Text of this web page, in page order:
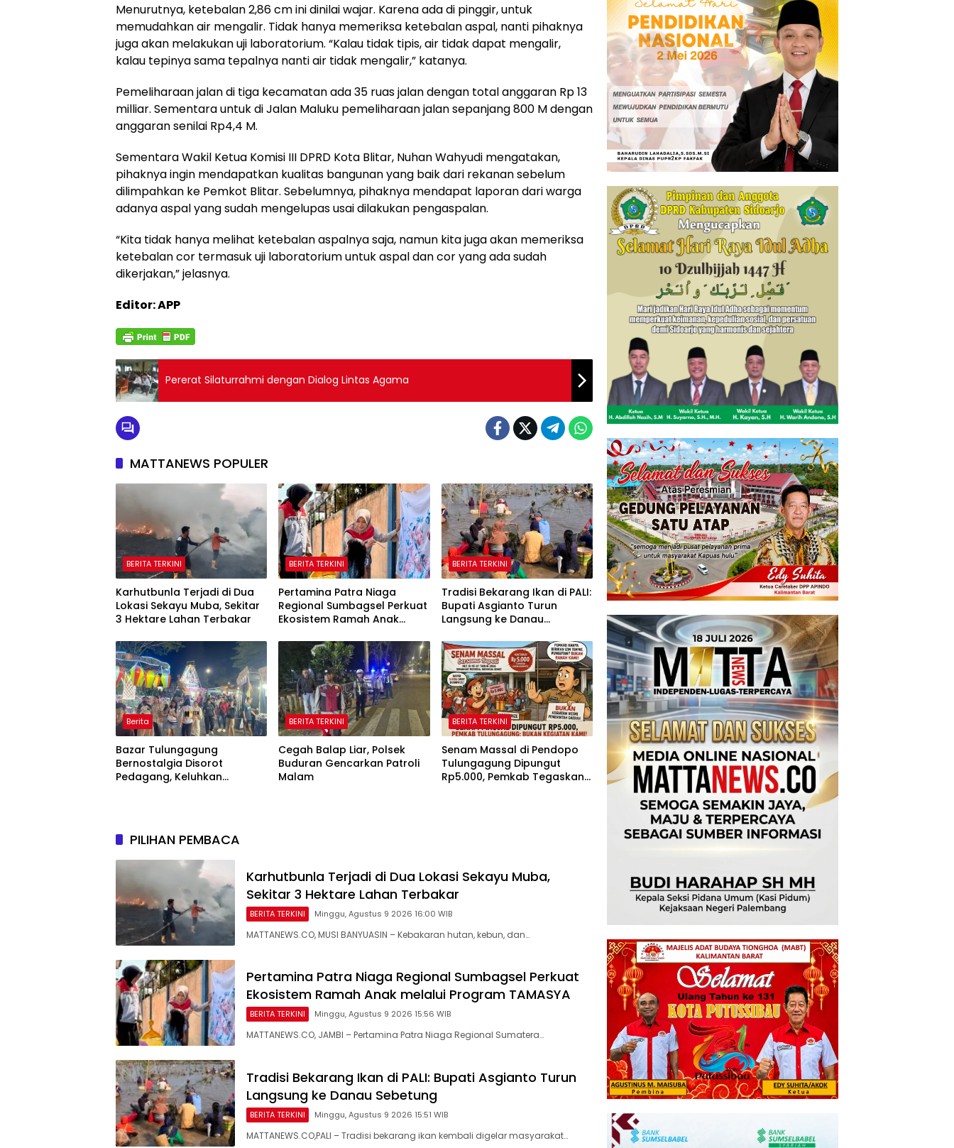
Menurutnya, ketebalan 2,86 cm ini dinilai wajar. Karena ada di pinggir, untuk
memudahkan air mengalir. Tidak hanya memeriksa ketebalan aspal, nanti pihaknya
juga akan melakukan uji laboratorium. “Kalau tidak tipis, air tidak dapat mengalir,
kalau tepinya sama tepalnya nanti air tidak mengalir,” katanya.
Pemeliharaan jalan di tiga kecamatan ada 35 ruas jalan dengan total anggaran Rp 13
milliar. Sementara untuk di Jalan Maluku pemeliharaan jalan sepanjang 800 M dengan
anggaran senilai Rp4,4 M.
Sementara Wakil Ketua Komisi III DPRD Kota Blitar, Nuhan Wahyudi mengatakan,
pihaknya ingin mendapatkan kualitas bangunan yang baik dari rekanan sebelum
dilimpahkan ke Pemkot Blitar. Sebelumnya, pihaknya mendapat laporan dari warga
adanya aspal yang sudah mengelupas usai dilakukan pengaspalan.
“Kita tidak hanya melihat ketebalan aspalnya saja, namun kita juga akan memeriksa
ketebalan cor termasuk uji laboratorium untuk aspal dan cor yang ada sudah
dikerjakan,” jelasnya.
Editor: APP
Pererat Silaturrahmi dengan Dialog Lintas Agama
MATTANEWS POPULER
BERITA TERKINI
Karhutbunla Terjadi di Dua
Lokasi Sekayu Muba, Sekitar
3 Hektare Lahan Terbakar
BERITA TERKINI
Pertamina Patra Niaga
Regional Sumbagsel Perkuat
Ekosistem Ramah Anak
BERITA TERKINI
Tradisi Bekarang Ikan di PALI:
Bupati Asgianto Turun
Langsung ke Danau
Berita
Bazar Tulungagung
Bernostalgia Disorot
Pedagang, Keluhkan
BERITA TERKINI
Cegah Balap Liar, Polsek
Buduran Gencarkan Patroli
Malam
BERITA TERKINI
Senam Massal di Pendopo
Tulungagung Dipungut
Rp5.000, Pemkab Tegaskan
PILIHAN PEMBACA
Karhutbunla Terjadi di Dua Lokasi Sekayu Muba,
Sekitar 3 Hektare Lahan Terbakar
BERITA TERKINI Minggu, Agustus 9 2026 16:00 WIB
MATTANEWS.CO, MUSI BANYUASIN – Kebakaran hutan, kebun, dan…
Pertamina Patra Niaga Regional Sumbagsel Perkuat
Ekosistem Ramah Anak melalui Program TAMASYA
BERITA TERKINI Minggu, Agustus 9 2026 15:56 WIB
MATTANEWS.CO, JAMBI – Pertamina Patra Niaga Regional Sumatera…
Tradisi Bekarang Ikan di PALI: Bupati Asgianto Turun
Langsung ke Danau Sebetung
BERITA TERKINI Minggu, Agustus 9 2026 15:51 WIB
MATTANEWS.CO,PALI – Tradisi bekara­ng ikan kembali digelar masyarakat…